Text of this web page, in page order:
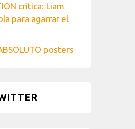
crítica: Liam
para agarrar el
posters